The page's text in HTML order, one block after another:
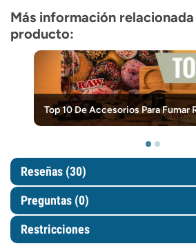
Más información
producto:
Top 10 De Accesorios Para Fumar
Reseñas (30)
Preguntas (0)
Restricciones